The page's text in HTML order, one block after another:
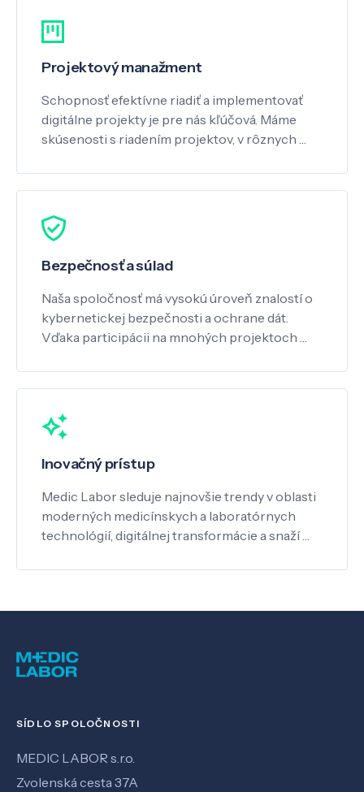
Projektový manažment
Schopnosť efektívne riadiť a implementovať
digitálne projekty je pre nás kľúčová. Máme
skúsenosti s riadením projektov, v rôznych …
Bezpečnosť a súlad
Naša spoločnosť má vysokú úroveň znalostí o
kybernetickej bezpečnosti a ochrane dát.
Vďaka participácii na mnohých projektoch …
Inovačný prístup
Medic Labor sleduje najnovšie trendy v oblasti
moderných medicínskych a laboratórnych
technológií, digitálnej transformácie a snaží …
SÍDLO SPOLOČNOSTI
MEDIC LABOR s.r.o.
Zvolenská cesta 37A